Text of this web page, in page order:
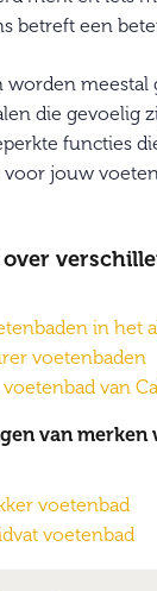
betreft een
meestal
die gevoelig
functies
jouw
in het
voetenbaden
voetenbad van
van merken
voetenbad
voetenbad